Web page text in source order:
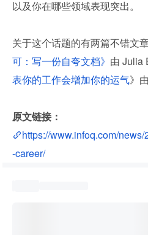
以及你在哪些领域表现突出。
关于这个话题的有两篇不错文章
可：写一份自夸文档》 由 Julia
表你的工作会增加你的运气》
原文链接：
https://www.infoq.com/
-career/